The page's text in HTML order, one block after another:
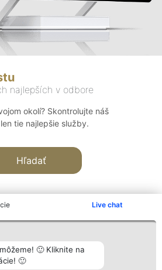
Live chat
🙂 Kliknite na
🙂
najlepších v odbore
okolí? Skontrolujte náš
tie najlepšie služby.
Hľadať
Hodnotenie
Laureáti
Lista
Kontakt
Kontakt